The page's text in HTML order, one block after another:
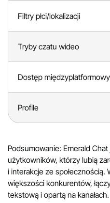
Filtry płci/lokalizacji
Tryby czatu wideo
Dostęp międzyplatformowy
Profile
Podsumowanie: Emerald
użytkowników, którzy lubią
i interakcje ze
większości konkurentów,
tekstową i opartą na kanałach.